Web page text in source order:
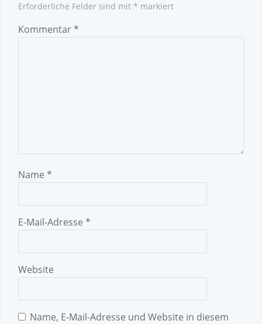
Erforderliche Felder sind mit * markiert
Kommentar*
Name *
E-Mail-Adresse *
Website
Name, E-Mail-Adresse und Website in diesem